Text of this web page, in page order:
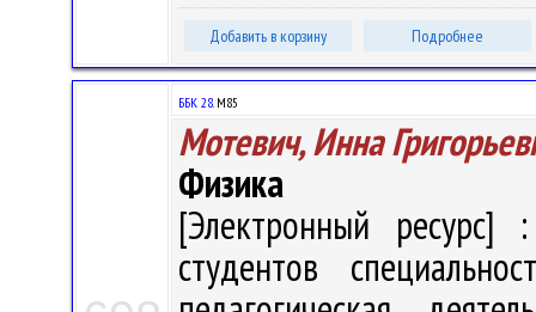
Добавить в корзину Подробнее
ББК 28.М85
Мотевич, Инна
Физика
[Электронный ресурс]
студентов